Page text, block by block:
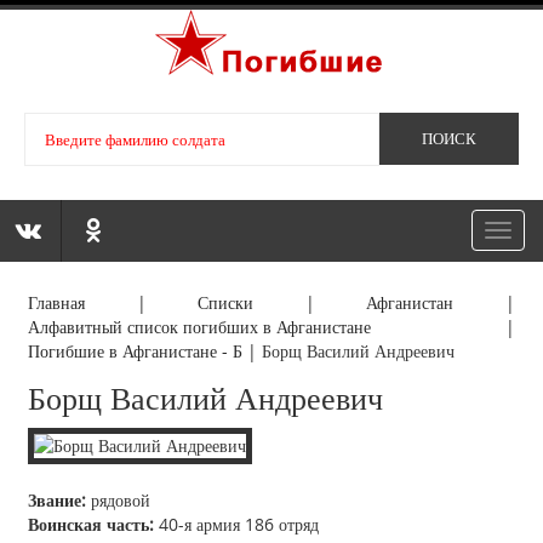
Главная |Списки | Афганистан |
Алфавитный список погибших в Афганистане |
Погибшие в Афганистане - Б |Борщ Василий Андреевич
Борщ Василий Андреевич
Звание: рядовой
Воинская часть: 40-я армия 186 отряд